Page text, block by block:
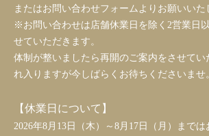
またはお問い合わせフォームよりお願いいた
※お問い合わせは店舗休業日を除く2営業日
せていただきます。
体制が整いましたら再開のご案内をさせて
れ入りますが今しばらくお待ちくださいませ
【休業日について】
2026年8月13日（木）～8月17日（月）までは